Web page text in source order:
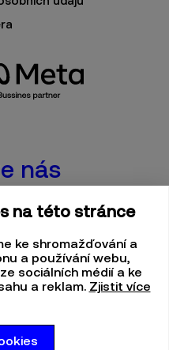
na této stránce
ke shromažďování a
a používání webu,
sociálních médií a ke
a reklam. Zjistit více
nás